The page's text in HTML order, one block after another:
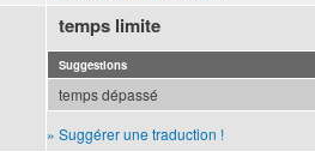
temps limite
Suggestions
temps dépassé
» Suggérer une traduction !